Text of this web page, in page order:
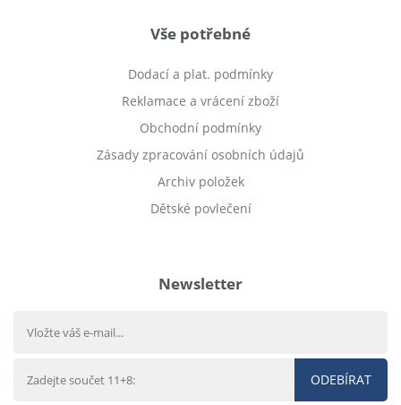
Vše potřebné
Dodací a plat. podmínky
Reklamace a vrácení zboží
Obchodní podmínky
Zásady zpracování osobních údajů
Archiv položek
Dětské povlečení
Newsletter
ODEBÍRAT